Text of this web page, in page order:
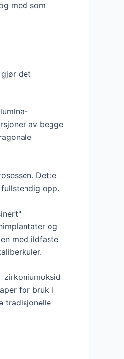
med som
det
av begge
Dette
opp.
og
med ildfaste
zirkoniumoksid
for bruk i
tradisjonelle